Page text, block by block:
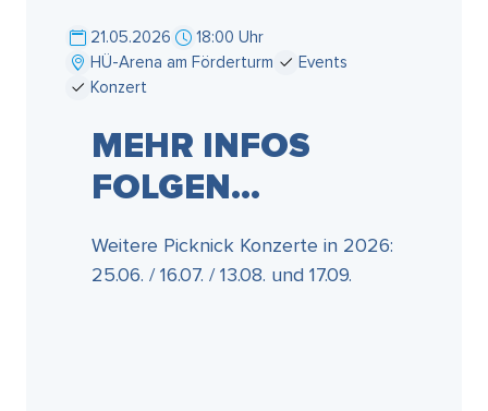
21.05.2026
18:00 Uhr
HÜ-Arena am Förderturm
Events
Konzert
MEHR INFOS
FOLGEN…
Weitere Picknick Konzerte in 2026:
25.06. / 16.07. / 13.08. und 17.09.